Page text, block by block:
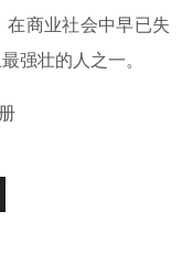
在商业社会中早已失
强壮的人之一。